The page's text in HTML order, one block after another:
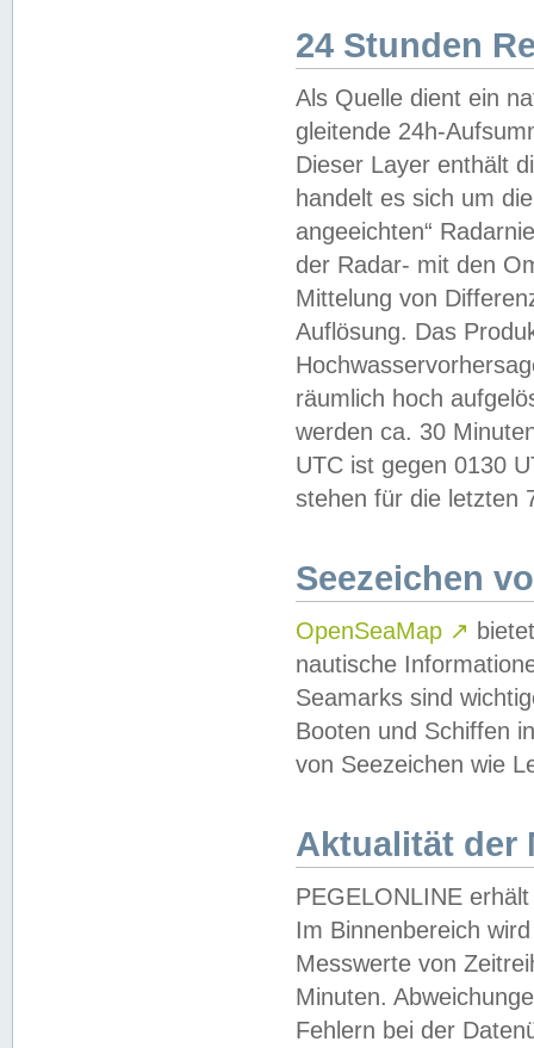
24 Stunden
Als Quelle dient ein
gleitende 24h-
Dieser Layer enthält
handelt es sich um
angeeichten“
der Radar- mit den
Mittelung von
Auflösung. Das
räumlich hoch
werden ca. 30
UTC ist gegen 0130
stehen für die letzten
Seezeichen
OpenSeaMap ↗
nautische
Seamarks sind
Booten und Schiffen
von Seezeichen wie
Aktualität der
PEGELONLINE
Im Binnenbereich
Messwerte von
Minuten.
Fehlern bei der